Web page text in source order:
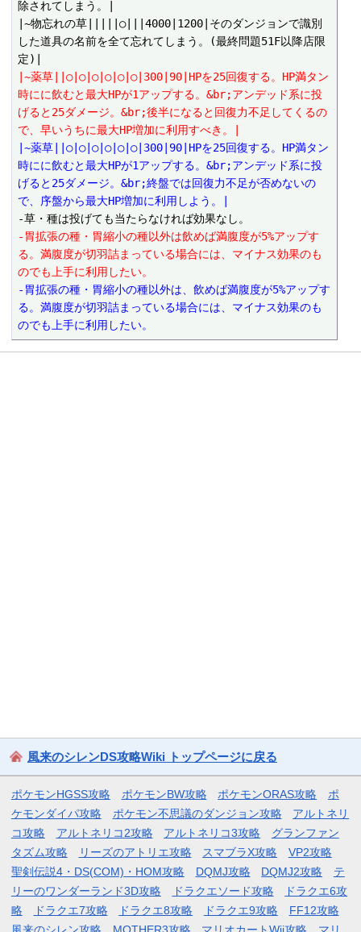
除されてしまう。|
|~物忘れの草|||||○|||4000|1200|そのダンジョンで識別
した道具の名前を全て忘れてしまう。(最終問題51F以降店限
|~薬草||○|○|○|○|○|○|300|90|HPを25回復する。HP満タン
時にに飲むと最大HPが1アップする。&br;アンデッド系に投
げると25ダメージ。&br;後半になると回復力不足してくるの
で、早いうちに最大HP増加に利用すべき。|
|~薬草||○|○|○|○|○|○|300|90|HPを25回復する。HP満タン
時にに飲むと最大HPが1アップする。&br;アンデッド系に投
げると25ダメージ。&br;終盤では回復力不足が否めないの
で、序盤から最大HP増加に利用しよう。|
-胃拡張の種・胃縮小の種以外は飲めば満腹度が5%アップす
る。満腹度が切羽詰まっている場合には、マイナス効果のも
のでも上手に利用したい。
-胃拡張の種・胃縮小の種以外は、飲めば満腹度が5%アップす
る。満腹度が切羽詰まっている場合には、マイナス効果のも
のでも上手に利用したい。
風来のシレンDS攻略Wiki トップページに戻る
ポケモンHGSS攻略 ポケモンBW攻略 ポケモンORAS攻略
ポ
ケモンダイパ攻略
ポケモン不思議のダンジョン攻略
アルトネリ
コ攻略
アルトネリコ2攻略 アルトネリコ3攻略
グランファン
タズム攻略
リーズのアトリエ攻略 スマブラX攻略
VP2攻略
聖剣伝説4・DS(COM)・HOM攻略
DQMJ攻略 DQMJ2攻略
テ
リーのワンダーランド3D攻略
ドラクエソード攻略
ドラクエ6攻
略
ドラクエ7攻略 ドラクエ8攻略 ドラクエ9攻略
FF12攻略
風来のシレン攻略
MOTHER3攻略 マリオカートWii攻略 マリ